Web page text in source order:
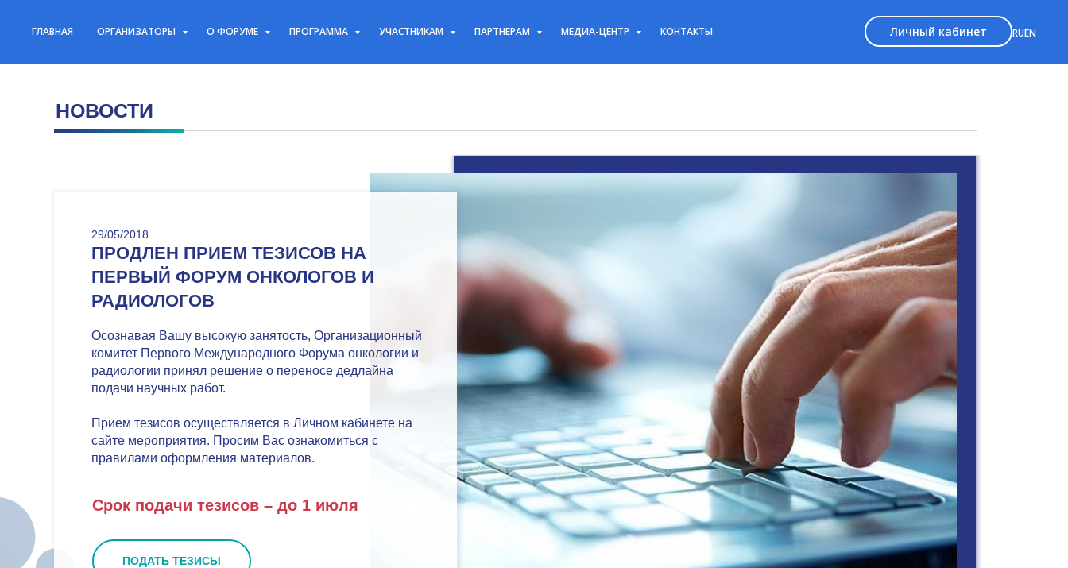
ГЛАВНАЯ ОРГАНИЗАТОРЫ О ФОРУМЕ ПРОГРАММА УЧАСТНИКАМ ПАРТНЕРАМ МЕДИА-ЦЕНТР КОНТАКТЫ Личный кабинет RUEN
НОВОСТИ
Осознавая Вашу высокую занятость, Организационный
комитет Первого Международного Форума онкологии и
радиологии принял решение о переносе дедлайна
подачи научных работ.
Прием тезисов осуществляется в Личном кабинете на
сайте мероприятия. Просим Вас ознакомиться с
правилами оформления материалов.
ПРОДЛЕН ПРИЕМ ТЕЗИСОВ НА
ПЕРВЫЙ ФОРУМ ОНКОЛОГОВ И
РАДИОЛОГОВ
29/05/2018
Срок подачи тезисов – до 1 июля
ПОДАТЬ ТЕЗИСЫ